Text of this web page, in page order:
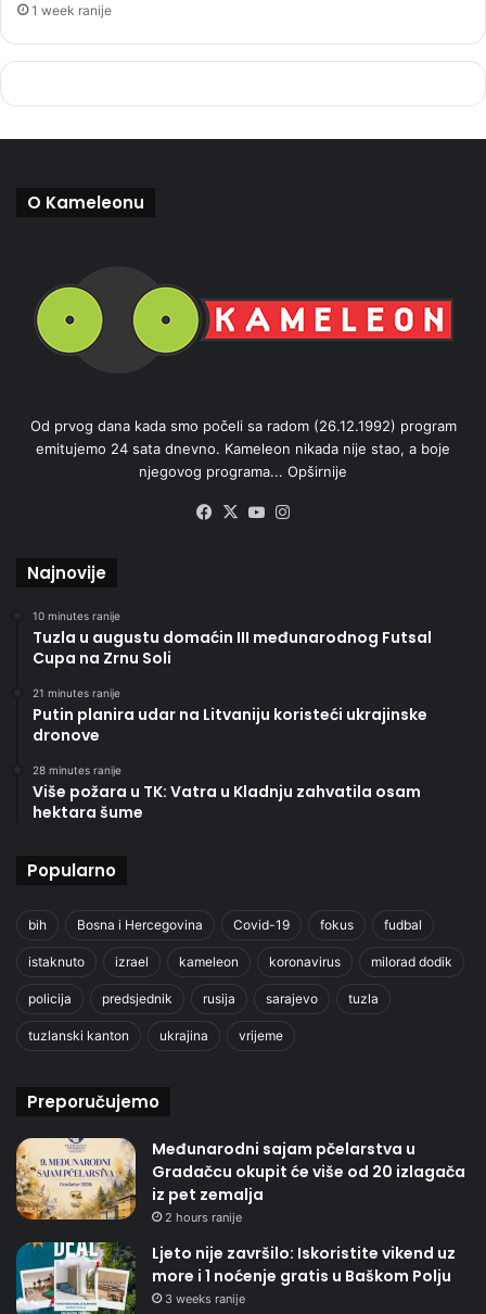
1 week ranije
O Kameleonu
Od prvog dana kada smo počeli sa radom (26.12.1992) program
emitujemo 24 sata dnevno. Kameleon nikada nije stao, a boje
njegovog programa... Opširnije
Facebook
X YouTube
Najnovije
10 minutes ranije
Tuzla u augustu domaćin III međunarodnog Futsal
Cupa na Zrnu Soli
21 minutes ranije
Putin planira udar na Litvaniju koristeći ukrajinske
dronove
28 minutes ranije
Više požara u TK: Vatra u Kladnju zahvatila osam
hektara šume
Popularno
bih Bosna i Hercegovina Covid-19 fokus fudbal
istaknuto izrael kameleon koronavirus milorad dodik
policija predsjednik rusija sarajevo tuzla
tuzlanski kanton ukrajina vrijeme
Preporučujemo
Međunarodni sajam pčelarstva u
Gradačcu okupit će više od 20 izlagača
iz pet zemalja
2 hours ranije
Ljeto nije završilo: Iskoristite vikend uz
more i 1 noćenje gratis u Baškom Polju
3 weeks ranije